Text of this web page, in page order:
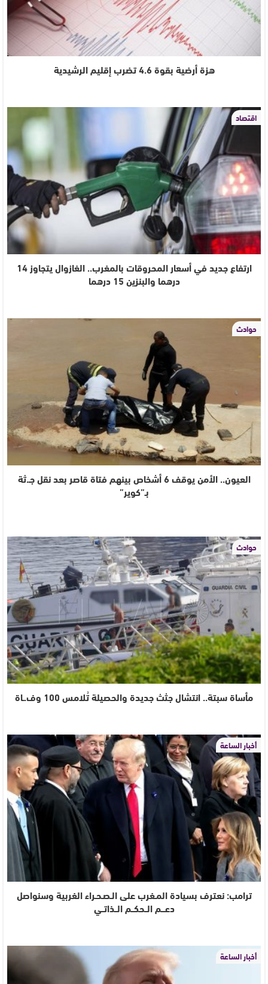
هزة أرضية بقوة 4.6 تضرب إقليم الرشيدية
اقتصاد
ارتفاع جديد في أسعار المحروقات بالمغرب.. الغازوال يتجاوز 14
درهما والبنزين 15 درهما
حوادث
العيون.. الأمن يوقف 6 أشخاص بينهم فتاة قاصر بعد نقل جـ.ثة
بـ”كوير”
حوادث
مأساة سبتة.. انتشال جثث جديدة والحصيلة تُلامس 100 وف.ـاة
أخبار الساعة
ترامب: نعترف بسيادة المـغرب على الـصـحـراء الغربية وسنواصل
دعـــم الــحكــم الــذاتــي
أخبار الساعة